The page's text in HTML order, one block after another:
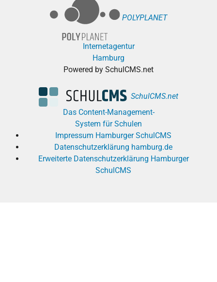
POLYPLANET
Internetagentur
Hamburg
Powered by SchulCMS.net
SchulCMS.net
Das Content-Management-
System für Schulen
Impressum Hamburger SchulCMS
Datenschutzerklärung hamburg.de
Erweiterte Datenschutzerklärung Hamburger
SchulCMS